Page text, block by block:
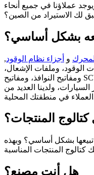
عملاؤنا في جميع أنحاء
لك الاستيراد من الصين؟
بشكل أساسي؟
و أجزاء نظام الوقود,
الوقود، وملفات الإشعال،
ومفاتيح النوافذ، ومفاتيح SCVs، وغيرها من ملحقات المحرك. لدينا
ولدينا العديد من
المنتجات؟
بشكل أساسي؟ وبهذه
هل أنت مصنع؟